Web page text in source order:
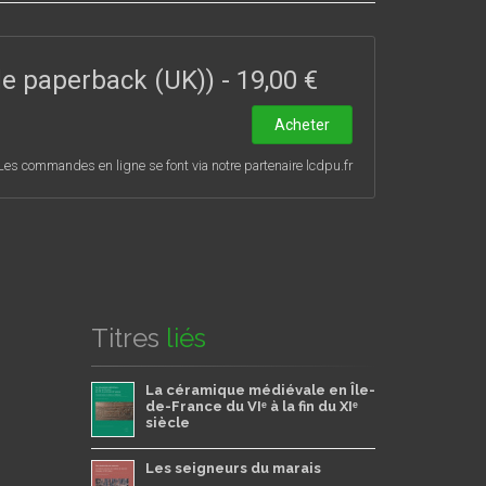
mais aussi à Maïeul de Cluny, son père
ou encore au duc normand Richard II
de la réforme monastique du xᵉ siècle
paperback (UK)) - 19,00 €
Acheter
commandes en ligne se font via notre partenaire lcdpu.fr
Titres liés
La céramique médiévale en Île-
de-France du VIᵉ à la fin du XIᵉ
siècle
Les seigneurs du marais